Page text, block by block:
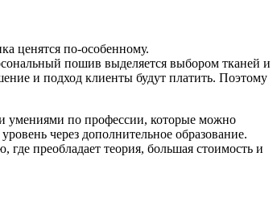
ценятся по-особенному.
пошив выделяется выбором тканей и
и подход клиенты будут платить. Поэтому
и умениями по профессии, которые можно
через дополнительное образование.
преобладает теория, большая стоимость и